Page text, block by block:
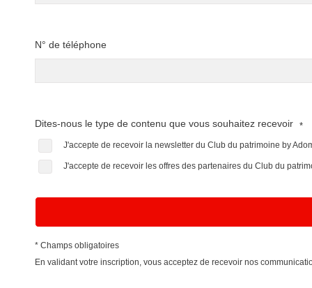
N° de téléphone
Dites-nous le type de contenu que vous souhaitez recevoir *
J'accepte de recevoir la newsletter du Club du patrimoine by
J'accepte de recevoir les offres des partenaires du Club du
* Champs obligatoires
En validant votre inscription, vous acceptez de recevoir nos